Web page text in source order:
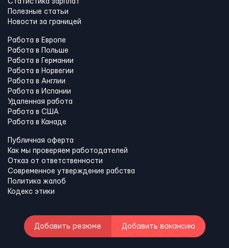
Статистика зарплат
Полезные статьи
Новости за границей
Работа в Европе
Работа в Польше
Работа в Германии
Работа в Норвегии
Работа в Англии
Работа в Испании
Удаленная работа
Работа в США
Работа в Канадe
Публичная оферта
Как мы проверяем работодателей
Отказ от ответственности
Современное утверждение рабства
Политика жалоб
Кодекс этики
Добавить резюме Добавить вакансию